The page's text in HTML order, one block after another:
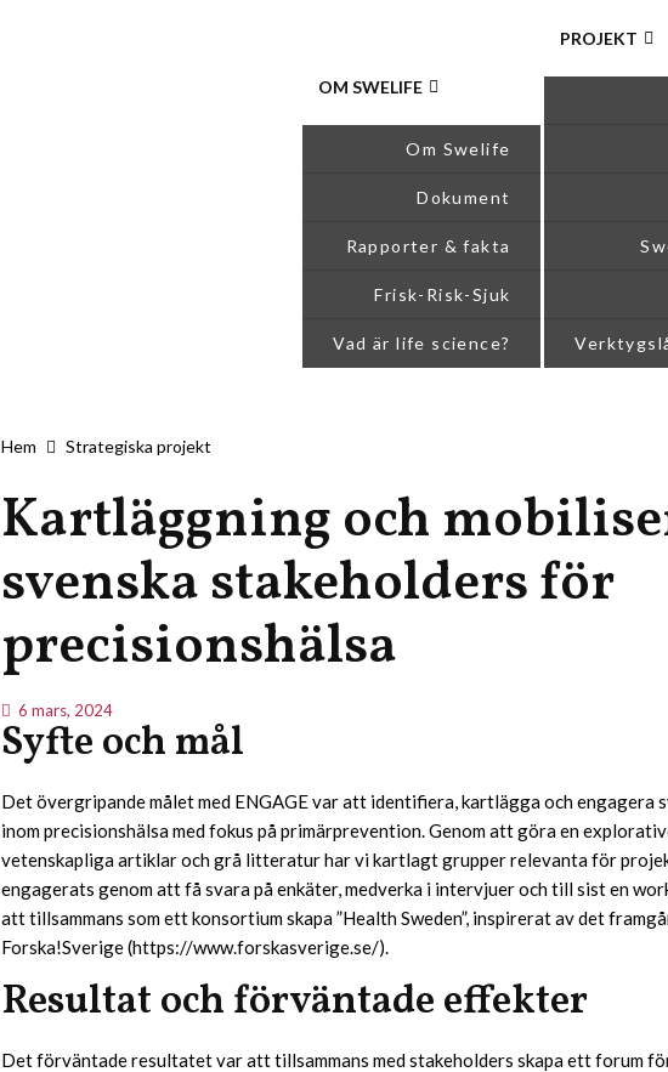
OM SWELIFE
Om Swelife
Dokument
Rapporter & fakta
Frisk-Risk-Sjuk
Vad är life science?
PROJEKT
Hem Strategiska projekt
Kartläggning och
svenska stakeholders för
precisionshälsa
6 mars, 2024
Syfte och mål
Det övergripande målet med ENGAGE var att identifiera, kartlägga och engagera
inom precisionshälsa med fokus på primärprevention. Genom att göra en
vetenskapliga artiklar och grå litteratur har vi kartlagt grupper relevanta för
engagerats genom att få svara på enkäter, medverka i intervjuer och till sist en
att tillsammans som ett konsortium skapa ”Health Sweden”, inspirerat av det
Forska!Sverige (https://www.forskasverige.se/).
Resultat och förväntade effekter
Det förväntade resultatet var att tillsammans med stakeholders skapa ett forum